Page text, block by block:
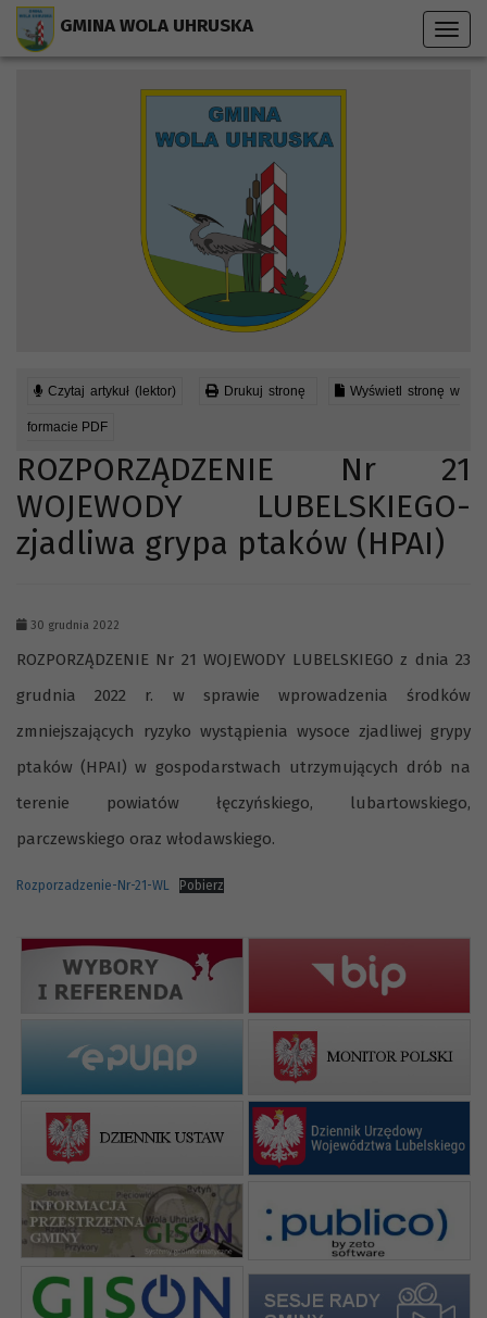
GMINA WOLA UHRUSKA
Czytaj artykuł (lektor) Drukuj stronę Wyświetl stronę w
formacie PDF
ROZPORZĄDZENIE Nr 21
WOJEWODY LUBELSKIEGO-
zjadliwa grypa ptaków (HPAI)
30 grudnia 2022
ROZPORZĄDZENIE Nr 21 WOJEWODY LUBELSKIEGO z dnia 23
grudnia 2022 r. w sprawie wprowadzenia środków
zmniejszających ryzyko wystąpienia wysoce zjadliwej grypy
ptaków (HPAI) w gospodarstwach utrzymujących drób na
terenie powiatów łęczyńskiego, lubartowskiego,
parczewskiego oraz włodawskiego.
Rozporzadzenie-Nr-21-WL Pobierz